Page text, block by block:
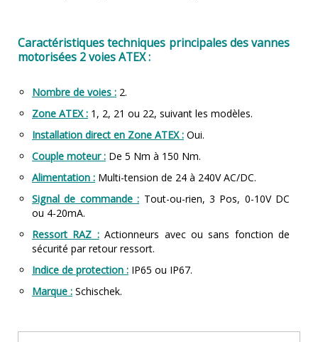
Caractéristiques techniques principales des vannes
motorisées 2 voies ATEX :
Nombre de voies : 2.
Zone ATEX : 1, 2, 21 ou 22, suivant les modèles.
Installation direct en Zone ATEX : Oui.
Couple moteur : De 5 Nm à 150 Nm.
Alimentation : Multi-tension de 24 à 240V AC/DC.
Signal de commande : Tout-ou-rien, 3 Pos, 0-10V DC
ou 4-20mA.
Ressort RAZ :Actionneurs avec ou sans fonction de
sécurité par retour ressort.
Indice de protection : IP65 ou IP67.
Marque : Schischek.